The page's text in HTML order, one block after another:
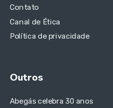
Contato
Canal de Ética
Política de privacidade
Outros
Abegás celebra 30 anos